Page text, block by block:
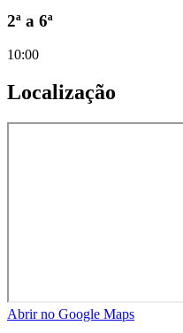
2ª a 6ª
10:00
Localização
Abrir no Google Maps